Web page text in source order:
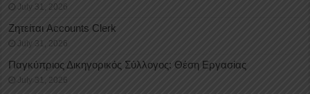
July 31, 2026
Ζητείται Accounts Clerk
July 31, 2026
Παγκύπριος Δικηγορικός Σύλλογος: Θέση Εργασίας
July 31, 2026